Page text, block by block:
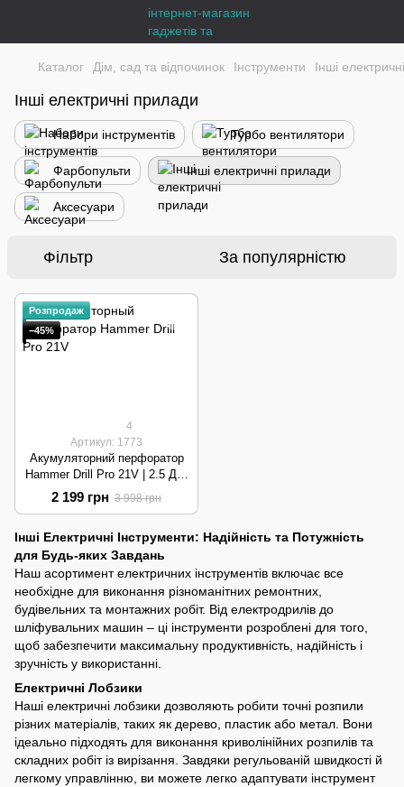
Каталог Дім, сад та відпочинок Інструменти Інші
Інші електричні прилади
Набори інструментів Турбо вентилятори
Фарбопульти Інші електричні прилади
Аксесуари
Фільтр За популярністю
Розпродаж
−45%
4
Артикул: 1773
Акумуляторний перфоратор
Hammer Drill Pro 21V | 2.5 Дж,
1100 об/хв, 2 АКБ |
Black/Yellow
2 199 грн 3 998 грн
Інші Електричні Інструменти: Надійність та Потужність
для Будь-яких Завдань
Наш асортимент електричних інструментів включає все
необхідне для виконання різноманітних ремонтних,
будівельних та монтажних робіт. Від електродрилів до
шліфувальних машин – ці інструменти розроблені для того,
щоб забезпечити максимальну продуктивність, надійність і
зручність у використанні.
Електричні Лобзики
Наші електричні лобзики дозволяють робити точні розпили
різних матеріалів, таких як дерево, пластик або метал. Вони
ідеально підходять для виконання криволінійних розпилів та
складних робіт із вирізання. Завдяки регульованій швидкості й
легкому управлінню, ви можете легко адаптувати інструмент